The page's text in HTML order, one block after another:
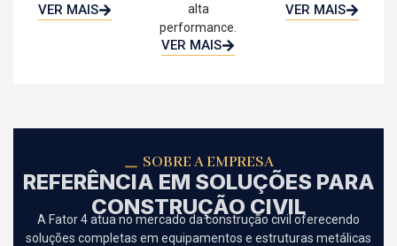
VER MAIS
alta
performance.
VER MAIS
VER MAIS
SOBRE A EMPRESA
REFERÊNCIA EM SOLUÇÕES PARA
CONSTRUÇÃO CIVIL
A Fator 4 atua no mercado da construção civil oferecendo
soluções completas em equipamentos e estruturas metálicas